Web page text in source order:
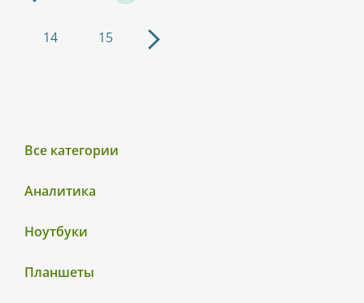
Все категории
Аналитика
Ноутбуки
Планшеты
14 15